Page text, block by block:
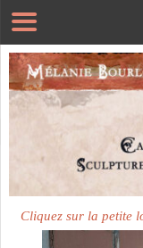
Plus disponible
Cliquez sur la petite